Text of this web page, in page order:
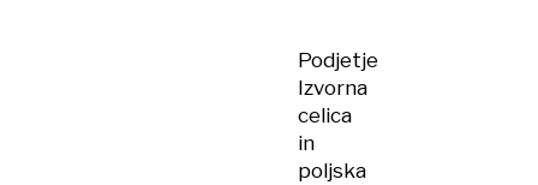
Biobanke
Podjetje
Izvorna
celica
in
poljska